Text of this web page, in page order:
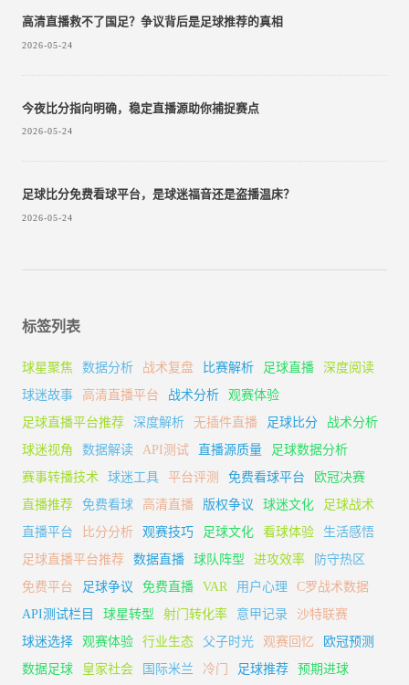
高清直播救不了国足？争议背后是足球推荐的真相
2026-05-24
今夜比分指向明确，稳定直播源助你捕捉赛点
2026-05-24
足球比分免费看球平台，是球迷福音还是盗播温床？
2026-05-24
标签列表
球星聚焦 数据分析 战术复盘 比赛解析 足球直播
深度阅读
球迷故事
高清直播平台 战术分析
观赛体验
足球直播平台推荐
深度解析 无插件直播 足球比分
战术分析
球迷视角
数据解读 API测试 直播源质量
足球数据分析
赛事转播技术
球迷工具 平台评测 免费看球平台
欧冠决赛
直播推荐
免费看球 高清直播 版权争议 球迷文化
足球战术
直播平台
比分分析 观赛技巧 足球文化 看球体验
生活感悟
足球直播平台推荐
数据直播 球队阵型 进攻效率
防守热区
免费平台
足球争议 免费直播 VAR 用户心理
C罗战术数据
API测试栏目
球星转型 射门转化率 意甲记录
沙特联赛
球迷选择
观赛体验 行业生态 父子时光 观赛回忆
欧冠预测
数据足球
皇家社会 国际米兰 冷门 足球推荐
预期进球